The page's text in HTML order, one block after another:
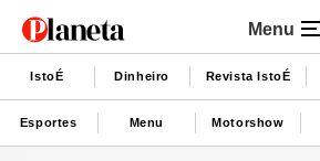
Menu
IstoÉ Dinheiro Revista IstoÉ
Esportes Menu Motorshow